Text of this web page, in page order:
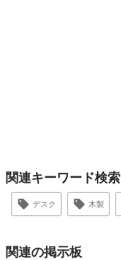
関連キーワード検索
デスク 木製
関連の掲示板